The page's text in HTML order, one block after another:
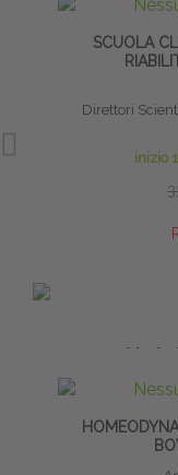
SCUOLA
Direttori
inizio